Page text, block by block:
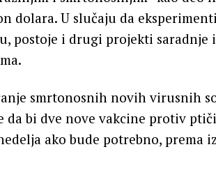
dolara. U slučaju da
postoje i drugi projekti saradnje
smrtonosnih novih virusnih
da bi dve nove vakcine protiv
ako bude potrebno, prema